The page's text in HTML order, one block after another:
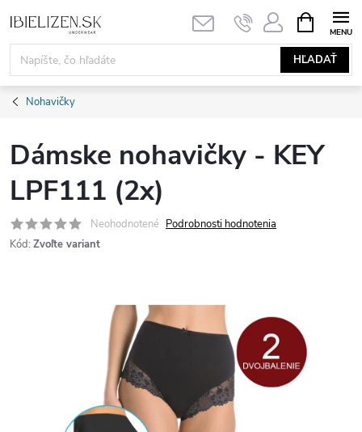
na
obsah
HĽADAŤ
KOŠÍK
Nohavičky
Dámske nohavičky - KEY
LPF111 (2x)
Neohodnotené Podrobnosti hodnotenia
Kód: Zvoľte variant